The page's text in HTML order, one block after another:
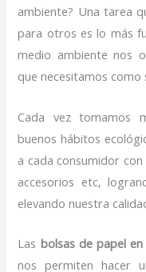
ambiente? Una tarea
para otros es lo más
medio ambiente nos
que necesitamos como
Cada vez tomamos
buenos hábitos
a cada consumidor
accesorios etc,
elevando nuestra
Las bolsas de papel
nos permiten hacer